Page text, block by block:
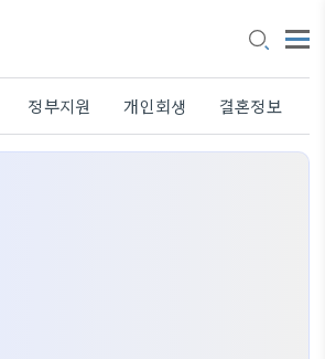
정부지원 개인회생 결혼정보